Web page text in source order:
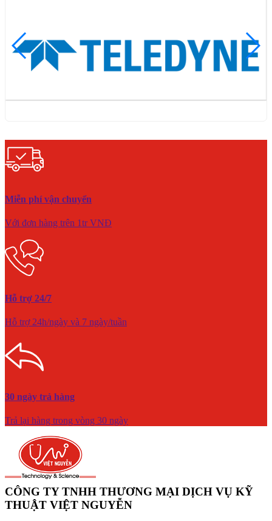
Miễn phí vận chuyển
Với đơn hàng trên 1tr VNĐ
Hỗ trợ 24/7
Hỗ trợ 24h/ngày và 7 ngày/tuần
30 ngày trả hàng
Trả lại hàng trong vòng 30 ngày
CÔNG TY TNHH THƯƠNG MẠI DỊCH VỤ KỸ
THUẬT VIỆT NGUYỄN